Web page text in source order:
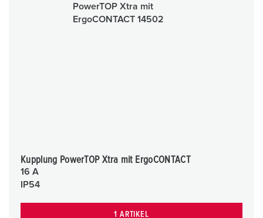
Kupplung PowerTOP Xtra mit ErgoCONTACT
16 A
IP54
1 ARTIKEL